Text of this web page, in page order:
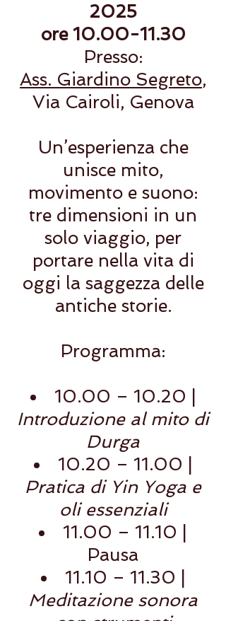
2025
ore 10.00-11.30
Presso:
Ass. Giardino Segreto,
Via Cairoli, Genova
Un’esperienza che
unisce mito,
movimento e suono:
tre dimensioni in un
solo viaggio, per
portare nella vita di
oggi la saggezza delle
antiche storie.
Programma:
10.00 – 10.20 |
Introduzione al mito di
Durga
10.20 – 11.00 |
Pratica di Yin Yoga e
oli essenziali
11.00 – 11.10 |
Pausa
11.10 – 11.30 |
Meditazione sonora